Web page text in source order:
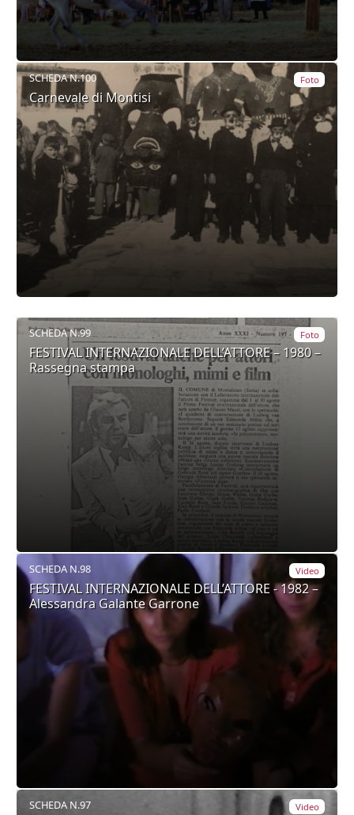
SCHEDA N.100 Foto
Carnevale di Montisi
SCHEDA N.99 Foto
FESTIVAL INTERNAZIONALE DELL’ATTORE – 1980 –
Rassegna stampa
SCHEDA N.98 Video
FESTIVAL INTERNAZIONALE DELL’ATTORE - 1982 –
Alessandra Galante Garrone
SCHEDA N.97 Video